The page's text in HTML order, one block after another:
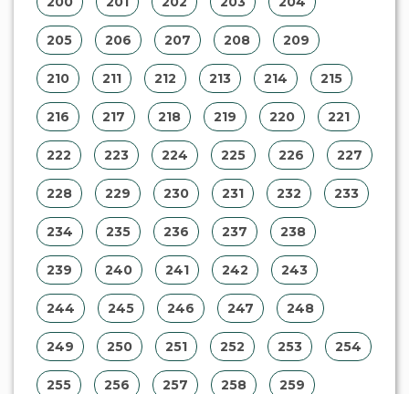
205 206 207 208 209
210 211 212 213 214 215
216 217 218 219 220 221
222 223 224 225 226 227
228 229 230 231 232 233
234 235 236 237 238
239 240 241 242 243
244 245 246 247 248
249 250 251 252 253 254
255 256 257 258 259